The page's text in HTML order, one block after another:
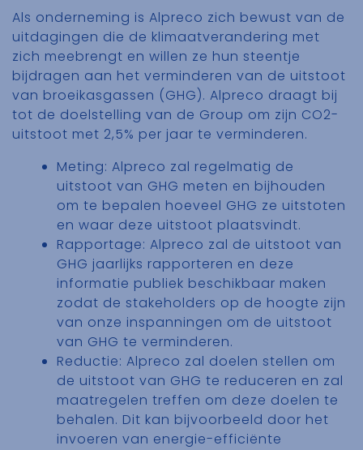
Als onderneming is Alpreco zich bewust van de
uitdagingen die de klimaatverandering met
zich meebrengt en willen ze hun steentje
bijdragen aan het verminderen van de uitstoot
van broeikasgassen (GHG). Alpreco draagt bij
tot de doelstelling van de Group om zijn CO2-
uitstoot met 2,5% per jaar te verminderen.
Meting: Alpreco zal regelmatig de
uitstoot van GHG meten en bijhouden
om te bepalen hoeveel GHG ze uitstoten
en waar deze uitstoot plaatsvindt.
Rapportage: Alpreco zal de uitstoot van
GHG jaarlijks rapporteren en deze
informatie publiek beschikbaar maken
zodat de stakeholders op de hoogte zijn
van onze inspanningen om de uitstoot
van GHG te verminderen.
Reductie: Alpreco zal doelen stellen om
de uitstoot van GHG te reduceren en zal
maatregelen treffen om deze doelen te
behalen. Dit kan bijvoorbeeld door het
invoeren van energie-efficiënte